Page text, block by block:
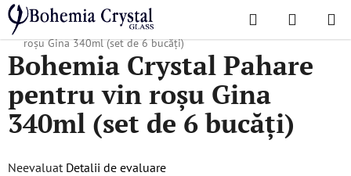
Treci
conținut
Căutare
DE
Acasă
/ Colecții populare / Gina
Bohemia Crystal Pahare pentru vin
roșu Gina 340ml (set de 6 bucăți)
Bohemia Crystal Pahare
pentru vin roșu Gina
340ml (set de 6 bucăți)
Evaluarea
Neevaluat Detalii de evaluare